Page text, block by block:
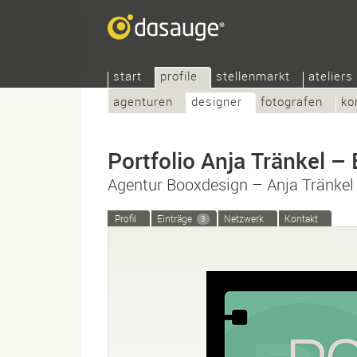
start
profile
agenturen
designer fotografen
stellenmarkt ateliers
Portfolio Anja Tränkel –
Agentur Booxdesign – Anja Tränkel
Profil Einträge 3 Netzwerk Kontakt